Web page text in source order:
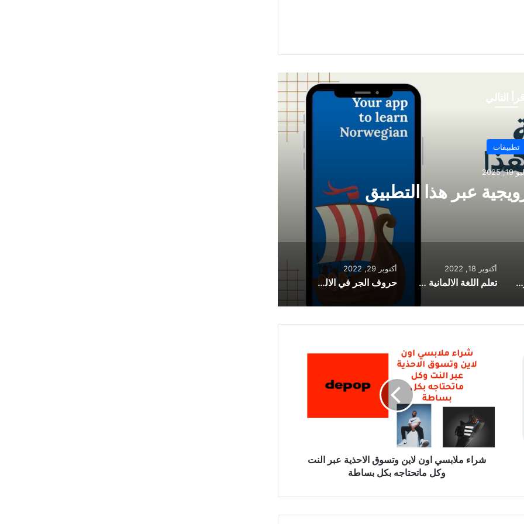
أقرأ التالي
نصائح
ابدء تعلّم اللغة النرويجية عبر هذا التطبيق
أكتوبر 18, 2022
تعلم اللغة الالمانية وتحدث بطلاقة من خلال تطبيق و 6 نصائح
أكتوبر 29, 2022
حروف الجر في الالمانية تعلمها وأتقنها بسرعة
ملابسي
الاحذية
وكل
ماتحتاجه
شراء ملابسي اون لاين وتسوق الاحذية عبر النت
وكل ماتحتاجه بكل بساطة